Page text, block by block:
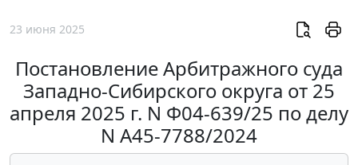
23 июня 2025
Постановление Арбитражного суда
Западно-Сибирского округа от 25
апреля 2025 г. N Ф04-639/25 по делу
N А45-7788/2024